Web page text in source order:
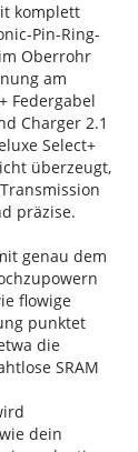
komplett
Pin-Ring-
Oberrohr
am
Federgabel
Charger 2.1
Select+
überzeugt,
präzise.
genau dem
flowige
punktet
die
SRAM
dein